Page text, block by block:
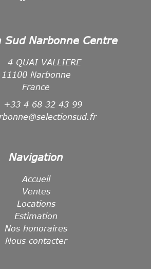
Sud Narbonne Centre
4 QUAI VALLIERE
11100 Narbonne
France
+33 4 68 32 43 99
Navigation
Accueil
Ventes
Locations
Estimation
Nos honoraires
Nous contacter